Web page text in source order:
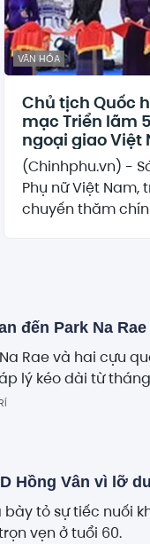
VĂN HÓA
Chủ tịch Quốc
mạc Triển lãm
ngoại giao Việt
(Chinhphu.vn) -
Phụ nữ Việt Nam,
chuyến thăm
đến Park Na
Rae và hai cựu
lý kéo dài từ
Hồng Vân vì lỡ
tỏ sự tiếc nuối
vẹn ở tuổi 60.